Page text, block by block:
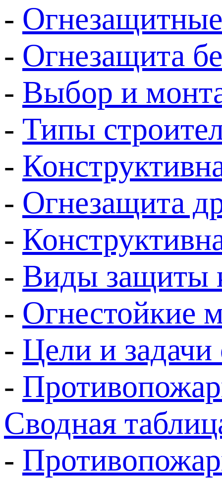
-
- Огнезащита
- Выбор и
- Типы
-
- Огнезащита
-
- Виды защиты
- Огнестойкие
- Цели и
-
Cводная
-